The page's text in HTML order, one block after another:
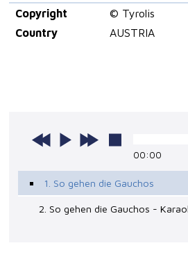
Copyright
© Tyrolis
Country
AUSTRIA
00:00
1. So gehen die Gauchos
2. So gehen die Gauchos -